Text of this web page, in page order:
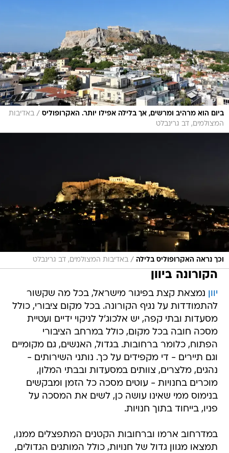
ביום הוא מרהיב ומרשים, אך בלילה אפילו יותר. האקרופוליס / באדיבות
המצולמים, דב גרינבלט
וכך נראה האקרופוליס בלילה / באדיבות המצולמים, דב גרינבלט
הקורונה ביוון
יוון נמצאת קצת בפיגור מישראל, בכל מה שקשור
להתמודדות על נגיף הקורונה. בכל מקום ציבורי, כולל
מסעדות ובתי קפה, יש אלכוג'ל לניקוי ידיים ועטיית
מסכה חובה בכל מקום, כולל במרחב הציבורי
הפתוח, כלומר ברחובות. בגדול, האנשים, גם מקומיים
וגם תיירים - די מקפידים על כך. נותני השירותים -
נהגים, מלצרים, צוותים במסעדות ובבתי המלון,
מוכרים בחנויות - עוטים מסכה כל הזמן ומבקשים
בנימוס ממי שאינו עושה כן, לשים את המסכה על
פניו, בייחוד בתוך חנויות.
במדרחוב ארמו וברחובות הקטנים המתפצלים ממנו,
תמצאו מגוון גדול של חנויות, כולל המותגים הגדולים,